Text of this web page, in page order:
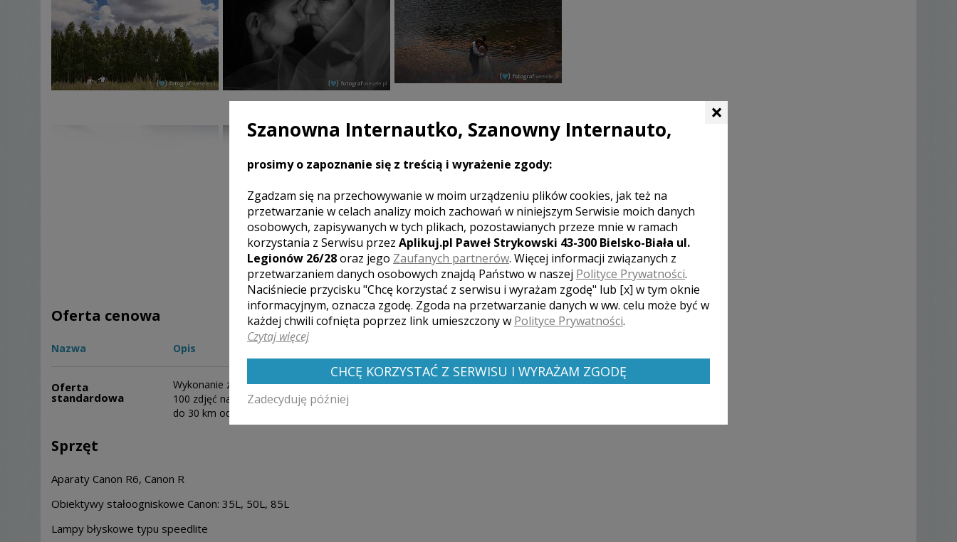
POKAŻ WIĘCEJ
Oferta cenowa
Nazwa Opis
Oferta
standardowa
Wykonanie zdjęć od przygotowań do wesela do godz. 1:00. Udostępnienie min.
100 zdjęć na ustalonym nośniku. Plener w innym dniu. Dojazd do Pary Młodej
do 30 km od miasta.
2500 zł
Sprzęt
Aparaty Canon R6, Canon R
Obiektywy stałoogniskowe Canon: 35L, 50L, 85L
Lampy błyskowe typu speedlite
×
Szanowna Internautko, Szanowny Internauto,
prosimy o zapoznanie się z treścią i wyrażenie zgody:
Zgadzam się na przechowywanie w moim urządzeniu plików cookies, jak też na
przetwarzanie w celach analizy moich zachowań w niniejszym Serwisie moich danych
osobowych, zapisywanych w tych plikach, pozostawianych przeze mnie w ramach
korzystania z Serwisu przez Aplikuj.pl Paweł Strykowski 43-300 Bielsko-Biała ul.
Legionów 26/28oraz jego Zaufanych partnerów. Więcej informacji związanych z
przetwarzaniem danych osobowych znajdą Państwo w naszej Polityce Prywatności.
Naciśniecie przycisku "Chcę korzystać z serwisu i wyrażam zgodę" lub [x] w tym oknie
informacyjnym, oznacza zgodę. Zgoda na przetwarzanie danych w ww. celu może być w
każdej chwili cofnięta poprzez link umieszczony w Polityce Prywatności.
Czytaj więcej
CHCĘ KORZYSTAĆ Z SERWISU I WYRAŻAM ZGODĘ
Zadecyduję później